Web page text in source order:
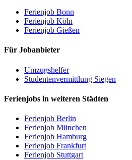
Ferienjob Bonn
Ferienjob Köln
Ferienjob Gießen
Für Jobanbieter
Umzugshelfer
Studentenvermittlung Siegen
Ferienjobs in weiteren Städten
Ferienjob Berlin
Ferienjob München
Ferienjob Hamburg
Ferienjob Frankfurt
Ferienjob Stuttgart